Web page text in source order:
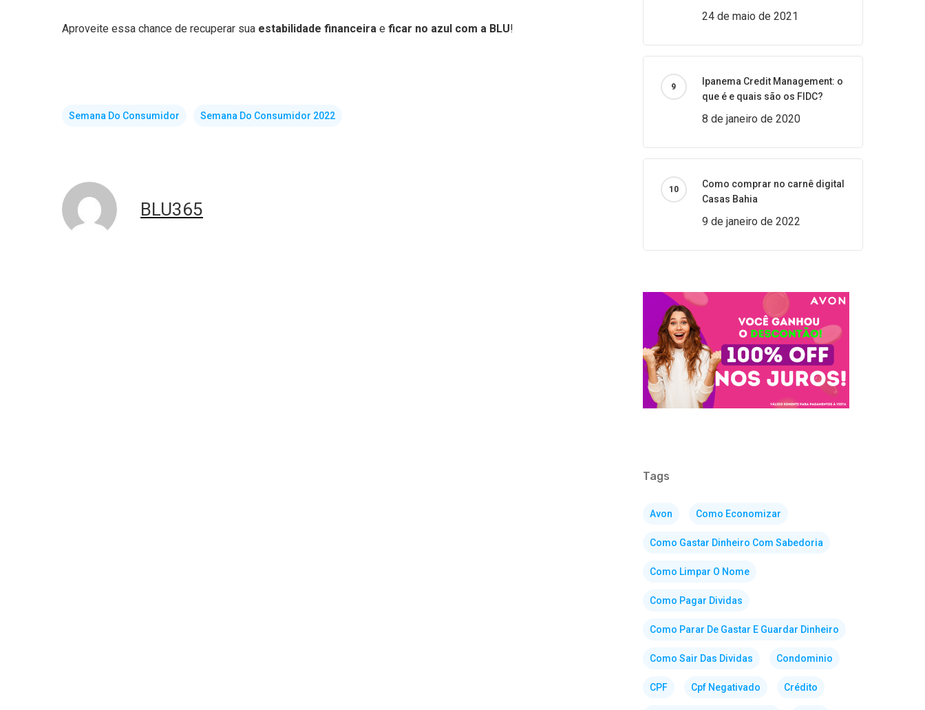
Aproveite essa chance de recuperar sua estabilidade financeira e ficar no azul com a BLU!
Semana Do Consumidor Semana Do Consumidor 2022
BLU365
24 de maio de 2021
Ipanema Credit Management: o
que é e quais são os FIDC?
8 de janeiro de 2020
Como comprar no carnê digital
Casas Bahia
9 de janeiro de 2022
Tags
Avon Como Economizar
Como Gastar Dinheiro Com Sabedoria
Como Limpar O Nome
Como Pagar Dividas
Como Parar De Gastar E Guardar Dinheiro
Como Sair Das Dividas Condominio
CPF Cpf Negativado Crédito